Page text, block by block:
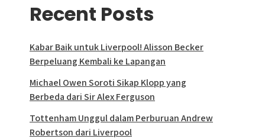
Recent Posts
Kabar Baik untuk Liverpool! Alisson Becker
Berpeluang Kembali ke Lapangan
Michael Owen Soroti Sikap Klopp yang
Berbeda dari Sir Alex Ferguson
Tottenham Unggul dalam Perburuan Andrew
Robertson dari Liverpool